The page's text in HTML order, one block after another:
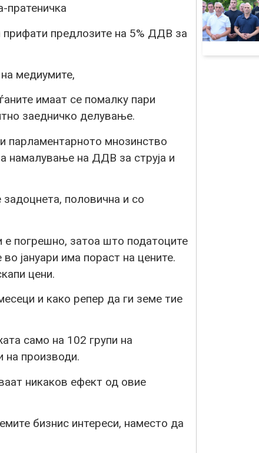
предлозите на 5% ДДВ за
медиумите,
имаат се помалку пари
заедничко делување.
парламентарното мнозинство
намалување на ДДВ за струја и
половична и со
погрешно, затоа што податоците
јануари има пораст на цените.
цени.
и како репер да ги земе тие
само на 102 групи на
на производи.
никаков ефект од овие
бизнис интереси, наместо да